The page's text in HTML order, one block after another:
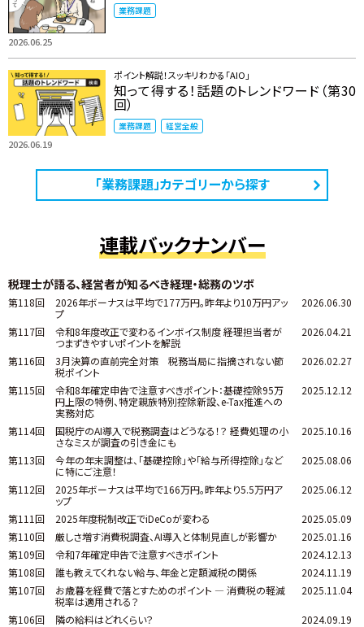
2026.06.25
業務課題
2026.06.19
ポイント解説！スッキリわかる「AIO」
知って得する！話題のトレンドワード（第30
回）
業務課題 経営全般
「業務課題」カテゴリーから探す
連載バックナンバー
税理士が語る、経営者が知るべき経理・総務のツボ
第118回
2026年ボーナスは平均で177万円。昨年より10万円アッ
プ
2026.06.30
第117回
令和8年度改正で変わるインボイス制度 ――経理担当者が
つまずきやすいポイントを解説
2026.04.21
第116回
3月決算の直前完全対策 税務当局に指摘されない節
税ポイント
2026.02.27
第115回
令和8年確定申告で注意すべきポイント：基礎控除95万
円上限の特例、特定親族特別控除新設、e-Tax推進への
実務対応
2025.12.12
第114回
国税庁のAI導入で税務調査はどうなる！？ 経費処理の小
さなミスが調査の引き金にも
2025.10.16
第113回
今年の年末調整は、「基礎控除」や「給与所得控除」など
に特にご注意！
2025.08.06
第112回
2025年ボーナスは平均で166万円。昨年より5.5万円ア
ップ
2025.06.12
第111回 2025年度税制改正でiDeCoが変わる
2025.05.09
第110回
厳しさ増す消費税調査、AI導入と体制見直しが影響か
2025.01.16
第109回
令和7年確定申告で注意すべきポイント
2024.12.13
第108回
誰も教えてくれない給与、年金と定額減税の関係
2024.11.19
第107回
お歳暮を経費で落とすためのポイント ― 消費税の軽減
税率は適用される？
2025.11.04
第106回 隣の給料はどれくらい？
2024.09.19